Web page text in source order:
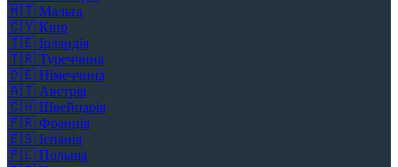
🇲🇹 Мальта
🇨🇾 Кіпр
🇮🇪 Ірландія
🇹🇷 Туреччина
🇩🇪 Німеччина
🇦🇹 Австрія
🇨🇭 Швейцарія
🇫🇷 Франція
🇪🇸 Іспанія
🇵🇱 Польща